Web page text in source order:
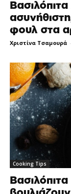
φουλ στα
Χριστίνα Τσαμουρά -
Cooking Tips